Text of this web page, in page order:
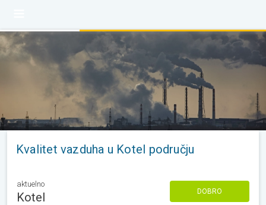
Kvalitet vazduha u Kotel području
aktuelno
Kotel DOBRO